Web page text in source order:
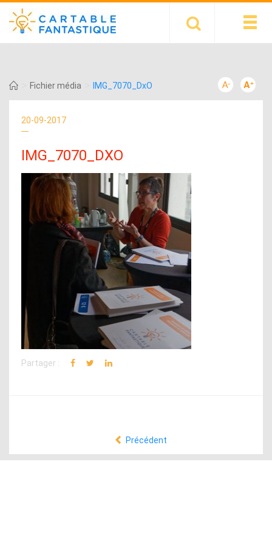
Fichier média IMG_7070_DxO
20-09-2017
IMG_7070_DXO
Partager :
Précédent